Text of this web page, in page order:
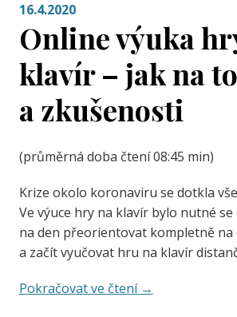
16.4.2020
Online výuka
klavír – jak na
a zkušenosti
(průměrná doba čtení 08:45 min)
Krize okolo koronaviru se dotkla
Ve výuce hry na klavír bylo nutné se
na den přeorientovat kompletně na
a začít vyučovat hru na klavír
Pokračovat ve čtení →